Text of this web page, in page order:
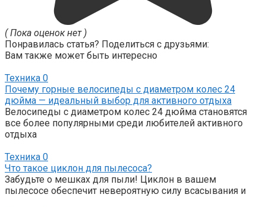
( Пока оценок нет )
Понравилась статья? Поделиться с друзьями:
Вам также может быть интересно
Техника 0
Почему горные велосипеды с диаметром колес 24
дюйма — идеальный выбор для активного отдыха
Велосипеды с диаметром колес 24 дюйма становятся
все более популярными среди любителей активного
отдыха
Техника 0
Что такое циклон для пылесоса?
Забудьте о мешках для пыли! Циклон в вашем
пылесосе обеспечит невероятную силу всасывания и